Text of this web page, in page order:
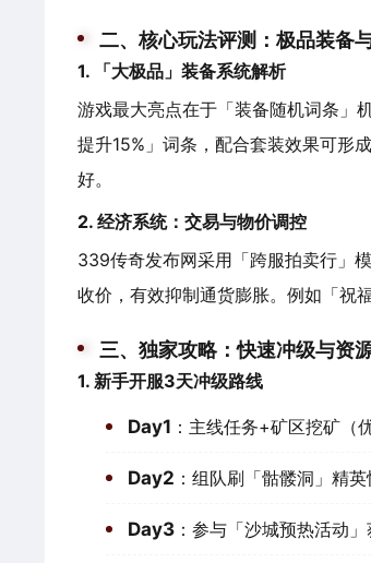
二、核心玩法评测：极品装备
1. 「大极品」装备系统解析
游戏最大亮点在于「装备随机词条」
提升15%」词条，配合套装效果可形
好。
2. 经济系统：交易与物价调控
339传奇发布网采用「跨服拍卖行」
收价，有效抑制通货膨胀。例如「祝
三、独家攻略：快速冲级与资
1. 新手开服3天冲级路线
Day1 ：主线任务+矿区挖矿（
Day2 ：组队刷「骷髅洞」精
Day3：参与「沙城预热活动」